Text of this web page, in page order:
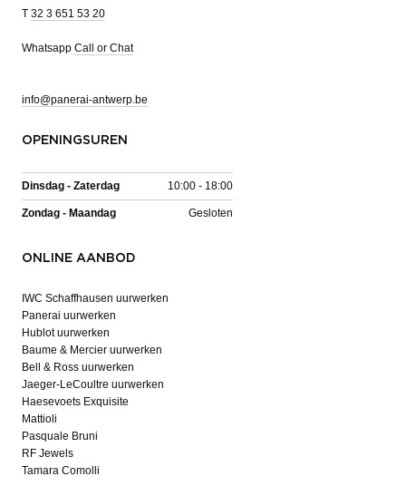
T 32 3 651 53 20
Whatsapp Call or Chat
info@panerai-antwerp.be
OPENINGSUREN
Dinsdag - Zaterdag 10:00 - 18:00
Zondag - Maandag Gesloten
ONLINE AANBOD
IWC Schaffhausen uurwerken
Panerai uurwerken
Hublot uurwerken
Baume & Mercier uurwerken
Bell & Ross uurwerken
Jaeger-LeCoultre uurwerken
Haesevoets Exquisite
Mattioli
Pasquale Bruni
RF Jewels
Tamara Comolli